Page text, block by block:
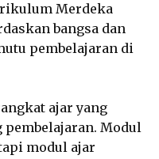
Merdeka
bangsa dan
pembelajaran di
ajar yang
pembelajaran. Modul
modul ajar